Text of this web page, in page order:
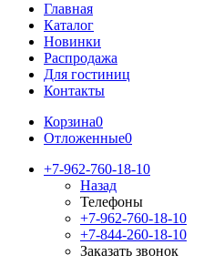
Главная
Каталог
Новинки
Распродажа
Для гостиниц
Контакты
Корзина0
Отложенные0
+7-962-760-18-10
Назад
Телефоны
+7-962-760-18-10
+7-844-260-18-10
Заказать звонок